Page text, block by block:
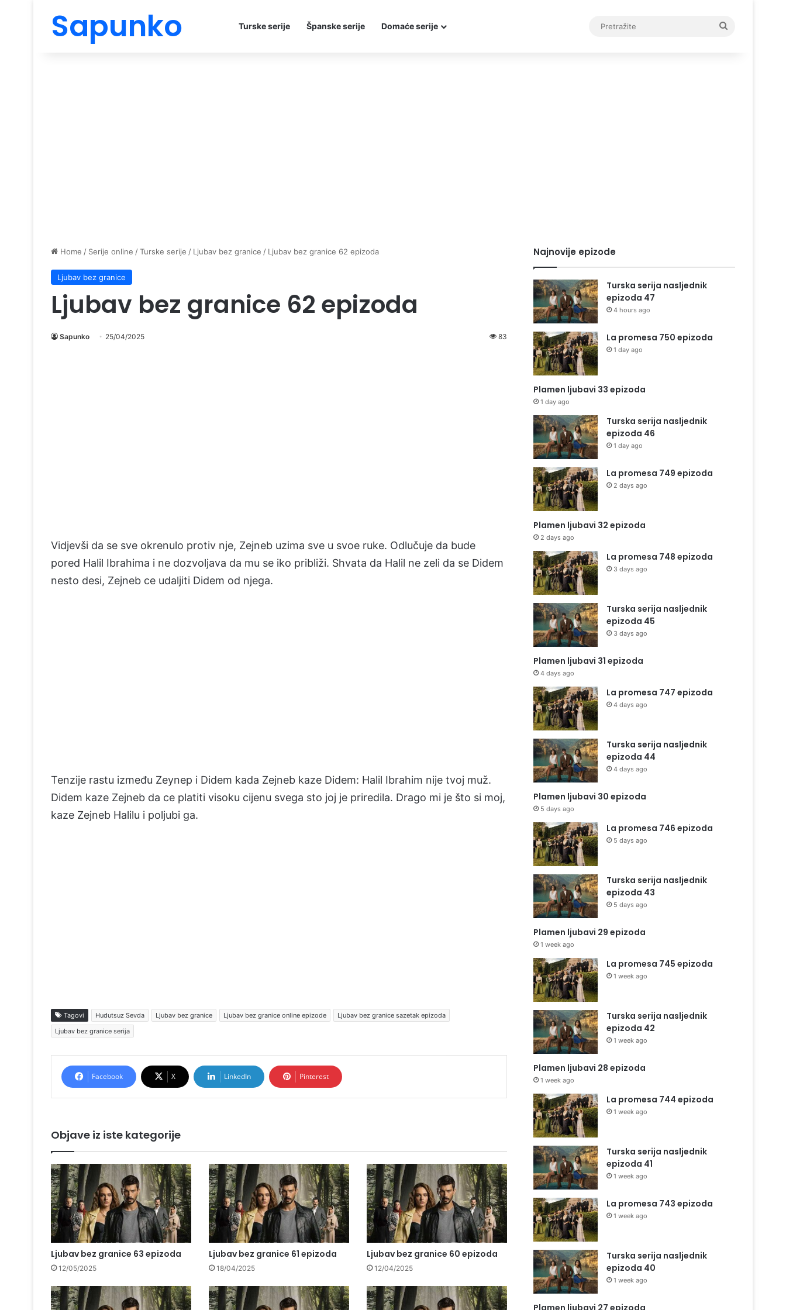
Sapunko Turske serije Španske serije Domaće serije
Home / Serije online /Turske serije / Ljubav bez granice / Ljubav bez granice 62 epizoda
Ljubav bez granice
Ljubav bez granice 62 epizoda
Sapunko 25/04/2025 83
Vidjevši da se sve okrenulo protiv nje, Zejneb uzima sve u svoe ruke. Odlučuje da bude
pored Halil Ibrahima i ne dozvoljava da mu se iko približi. Shvata da Halil ne zeli da se Didem
nesto desi, Zejneb ce udaljiti Didem od njega.
Tenzije rastu između Zeynep i Didem kada Zejneb kaze Didem: Halil Ibrahim nije tvoj muž.
Didem kaze Zejneb da ce platiti visoku cijenu svega sto joj je priredila. Drago mi je što si moj,
kaze Zejneb Halilu i poljubi ga.
Tagovi Hudutsuz Sevda Ljubav bez granice Ljubav bez granice online epizode
Ljubav bez granice sazetak epizoda
Ljubav bez granice serija
Facebook X LinkedIn Pinterest
Objave iz iste kategorije
Ljubav bez granice 63 epizoda
12/05/2025
Ljubav bez granice 61 epizoda
18/04/2025
Ljubav bez granice 60 epizoda
12/04/2025
Najnovije epizode
Turska serija nasljednik
epizoda 47
4 hours ago
La promesa 750 epizoda
1 day ago
Plamen ljubavi 33 epizoda
1 day ago
Turska serija nasljednik
epizoda 46
1 day ago
La promesa 749 epizoda
2 days ago
Plamen ljubavi 32 epizoda
2 days ago
La promesa 748 epizoda
3 days ago
Turska serija nasljednik
epizoda 45
3 days ago
Plamen ljubavi 31 epizoda
4 days ago
La promesa 747 epizoda
4 days ago
Turska serija nasljednik
epizoda 44
4 days ago
Plamen ljubavi 30 epizoda
5 days ago
La promesa 746 epizoda
5 days ago
Turska serija nasljednik
epizoda 43
5 days ago
Plamen ljubavi 29 epizoda
1 week ago
La promesa 745 epizoda
1 week ago
Turska serija nasljednik
epizoda 42
1 week ago
Plamen ljubavi 28 epizoda
1 week ago
La promesa 744 epizoda
1 week ago
Turska serija nasljednik
epizoda 41
1 week ago
La promesa 743 epizoda
1 week ago
Turska serija nasljednik
epizoda 40
1 week ago
Plamen ljubavi 27 epizoda